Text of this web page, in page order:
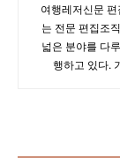
여행레저신문
는 전문 편집조
넓은 분야를 다
행하고 있다.